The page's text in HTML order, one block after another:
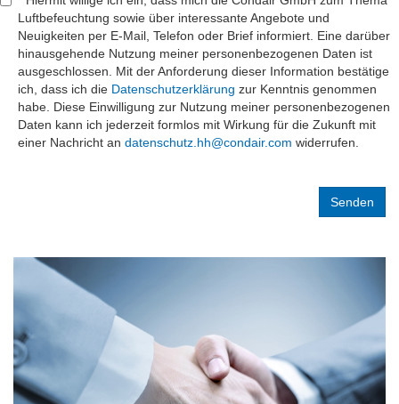
Luftbefeuchtung sowie über interessante Angebote und
Neuigkeiten per E-Mail, Telefon oder Brief informiert. Eine darüber
hinausgehende Nutzung meiner personenbezogenen Daten ist
ausgeschlossen. Mit der Anforderung dieser Information bestätige
ich, dass ich die Datenschutzerklärung zur Kenntnis genommen
habe. Diese Einwilligung zur Nutzung meiner personenbezogenen
Daten kann ich jederzeit formlos mit Wirkung für die Zukunft mit
einer Nachricht an datenschutz.hh@condair.com widerrufen.
Label